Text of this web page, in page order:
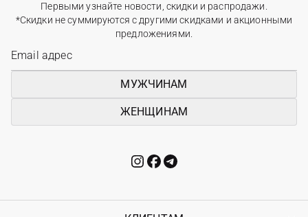
Первыми узнайте новости, скидки и распродажи.
*Скидки не суммируются с другими скидками и акционными
предложениями.
МУЖЧИНАМ
ЖЕНЩИНАМ